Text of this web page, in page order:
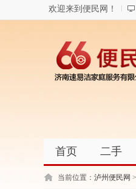
欢迎来到便民网！
首页 二手
当前位置： 泸州便民网 >